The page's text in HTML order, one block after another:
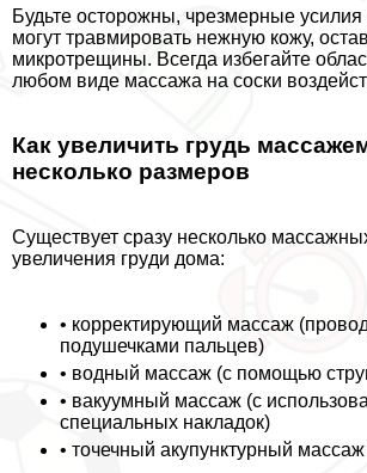
Будьте осторожны, чрезмерные
могут травмировать нежную кожу,
микротрещины. Всегда избегайте
любом виде массажа на соски
Как увеличить гpyдь
несколько размеров
Существует сразу несколько
увеличения гpyди дома:
• корректирующий массаж
подушечками пальцев)
• водный массаж (с помощью
• вакуумный массаж (с
специальных накладок)
• точечный акупунктурный